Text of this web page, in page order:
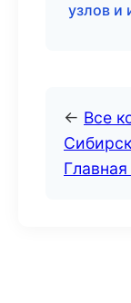
узлов и
← Все